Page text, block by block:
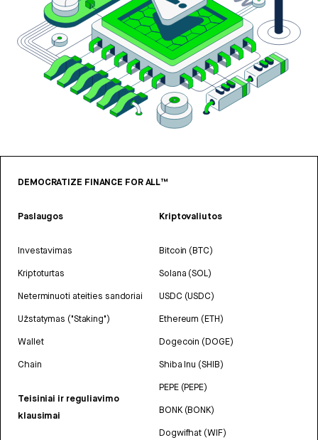
DEMOCRATIZE FINANCE FOR ALL™
Paslaugos
Investavimas
Kriptoturtas
Neterminuoti ateities sandoriai
Užstatymas ("Staking")
Wallet
Chain
Teisiniai ir reguliavimo
klausimai
Kriptovaliutos
Bitcoin (BTC)
Solana (SOL)
USDC (USDC)
Ethereum (ETH)
Dogecoin (DOGE)
Shiba Inu (SHIB)
PEPE (PEPE)
BONK (BONK)
Dogwifhat (WIF)